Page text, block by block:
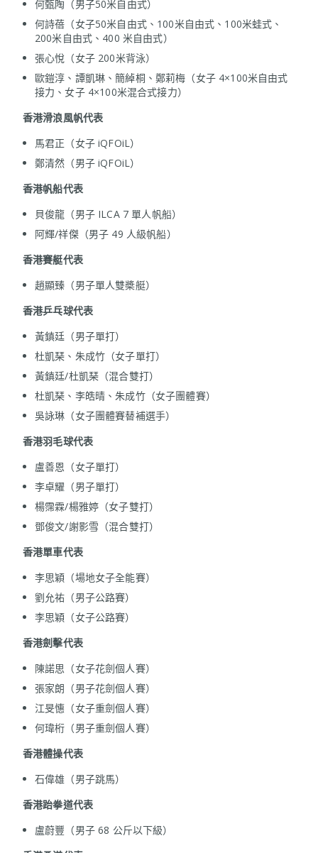
何甄陶（男子50米自由式）
何詩蓓（女子50米自由式、100米自由式、100米蛙式、
200米自由式、400 米自由式）
張心悅（女子 200米背泳）
歐鎧淳、譚凱琳、簡綽桐、鄭莉梅（女子 4×100米自由式
接力、女子 4×100米混合式接力）
香港滑浪風帆代表
馬君正（女子 iQFOiL）
鄭清然（男子 iQFOiL）
香港帆船代表
貝俊龍（男子 ILCA 7 單人帆船）
阿輝/祥傑（男子 49 人級帆船）
香港賽艇代表
趙顯臻（男子單人雙槳艇）
香港乒乓球代表
黃鎮廷（男子單打）
杜凱琹、朱成竹（女子單打）
黃鎮廷/杜凱琹（混合雙打）
杜凱琹、李皓晴、朱成竹（女子團體賽）
吳詠琳（女子團體賽替補選手）
香港羽毛球代表
盧善恩（女子單打）
李卓耀（男子單打）
楊霈霖/楊雅婷（女子雙打）
鄧俊文/謝影雪（混合雙打）
香港單車代表
李思穎（場地女子全能賽）
劉允祐（男子公路賽）
李思穎（女子公路賽）
香港劍擊代表
陳諾思（女子花劍個人賽）
張家朗（男子花劍個人賽）
江旻憓（女子重劍個人賽）
何瑋桁（男子重劍個人賽）
香港體操代表
石偉雄（男子跳馬）
香港跆拳道代表
盧蔚豐（男子 68 公斤以下級）